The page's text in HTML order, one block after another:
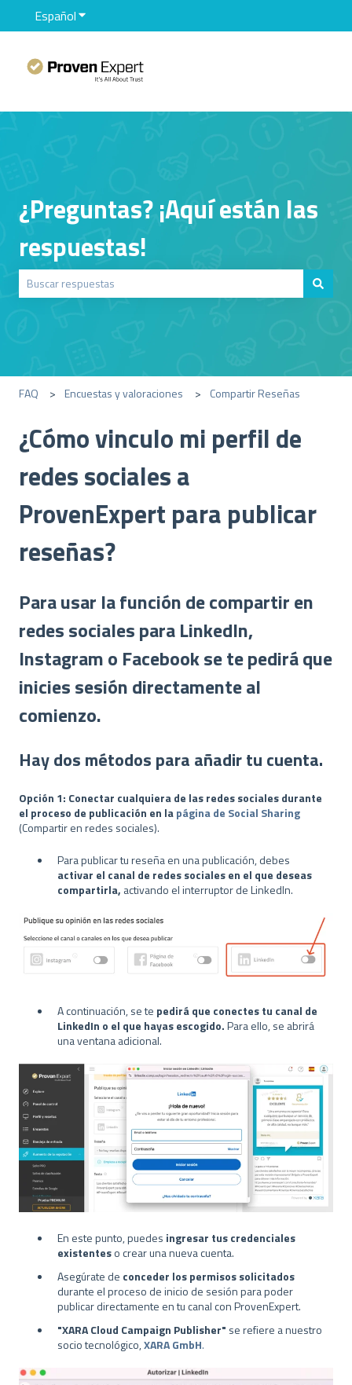
EspañolTraducciones de Mostrar submenú de
¿Preguntas? ¡Aquí están las
respuestas!
FAQ Encuestas y valoraciones Compartir Reseñas
¿Cómo vinculo mi perfil de
redes sociales a
ProvenExpert para publicar
reseñas?
Para usar la función de compartir en
redes sociales para LinkedIn,
Instagram o Facebook se te pedirá que
inicies sesión directamente al
comienzo.
Hay dos métodos para añadir tu cuenta.
Opción 1: Conectar cualquiera de las redes sociales durante
el proceso de publicación en lapágina de Social Sharing
(Compartir en redes sociales).
Para publicar tu reseña en una publicación, debes
activar el canal de redes sociales en el que deseas
compartirla, activando el interruptor de LinkedIn.
A continuación, se te pedirá que conectes tu canal de
LinkedIn o el que hayas escogido.Para ello, se abrirá
una ventana adicional.
En este punto, puedes ingresar tus credenciales
existenteso crear una nueva cuenta.
Asegúrate de conceder los permisos solicitados
durante el proceso de inicio de sesión para poder
publicar directamente en tu canal con ProvenExpert.
"XARA Cloud Campaign Publisher" se refiere a nuestro
socio tecnológico,XARA GmbH.